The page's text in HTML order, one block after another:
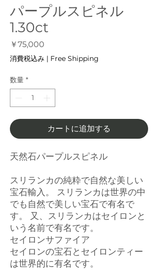
パープルスピネル
1.30ct
￥75,000
格
消費税込み | Free Shipping
数量 *
カートに追加する
天然石パープルスピネル
スリランカの純粋で自然な美しい
宝石輸入。 スリランカは世界の中
でも自然で美しい宝石で有名で
す。 又、スリランカはセイロンと
いう名前で有名です。
セイロンサファイア
セイロンの宝石とセイロンティー
は世界的に有名です。